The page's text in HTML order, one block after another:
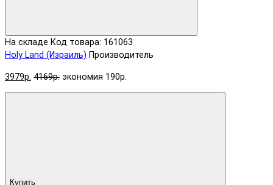
На складе Код товара: 161063
Holy Land (Израиль) Производитель
3979р. 4169р. экономия 190р.
Купить